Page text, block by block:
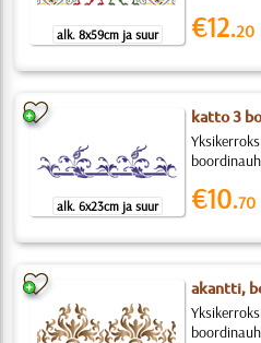
alk. 8x59cm ja suur €12.20
alk. 6x23cm ja suur
katto 3
€10.70
akantti,